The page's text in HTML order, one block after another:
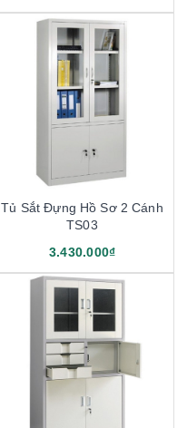
Tủ Sắt Đựng Hồ Sơ 2 Cánh
TS03
3.430.000₫